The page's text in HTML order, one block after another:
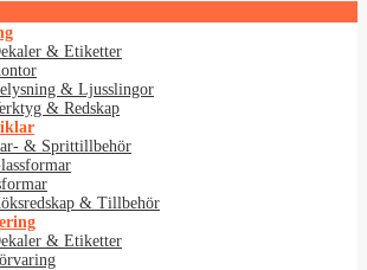
& Etiketter
& Ljusslingor
& Redskap
& Sprittillbehör
& Tillbehör
& Etiketter